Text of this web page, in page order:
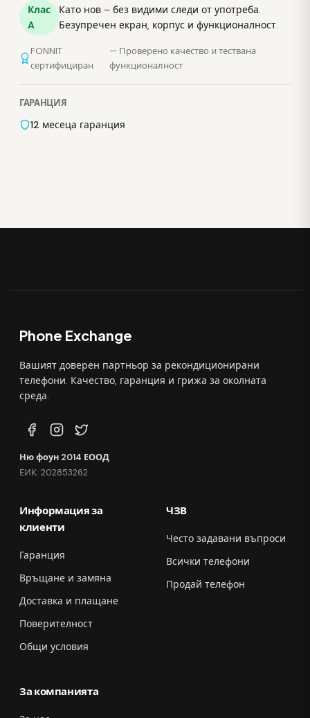
Клас
A
Като нов – без видими следи от употреба.
Безупречен екран, корпус и функционалност.
FONNIT
сертифициран
— Проверено качество и тествана
функционалност
ГАРАНЦИЯ
12 месеца гаранция
Phone Exchange
Вашият доверен партньор за рекондиционирани
телефони. Качество, гаранция и грижа за околната
среда.
Ню фоун 2014 ЕООД
ЕИК: 202853262
Информация за
клиенти
Гаранция
Връщане и замяна
Доставка и плащане
Поверителност
Общи условия
ЧЗВ
Често задавани въпроси
Всички телефони
Продай телефон
За компанията